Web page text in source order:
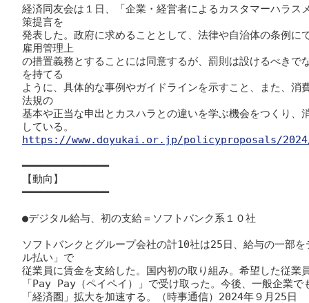
経済同友会は１日、「企業・経営者によるカスタマーハラス
策提言を
発表した。政府に求めることとして、法律や自治体の条例に
雇用管理上
の措置義務とすることには同意するが、罰則は設けるべきで
を持てる
ように、具体的な事例やガイドラインを示すこと、また、消
法規の
基本や正当な申出とカスハラとの違いを学ぶ機会をつくり、
https://www.doyukai.or.jp/policyproposals/
━━━━━━━━━━━━━━
【動向】
━━━━━━━━━━━━━━
●デジタル給与、初の支給＝ソフトバンク系１０社
ソフトバンクとグループ会社の計10社は25日、給与の一部
ル払い」で
従業員に賃金を支給した。国内初の取り組み。希望した従業
「Pay Pay（ペイペイ）」で受け取った。今後、一般企業